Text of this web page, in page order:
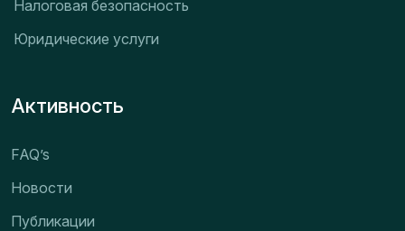
Налоговая безопасность
Юридические услуги
Активность
FAQ’s
Новости
Публикации